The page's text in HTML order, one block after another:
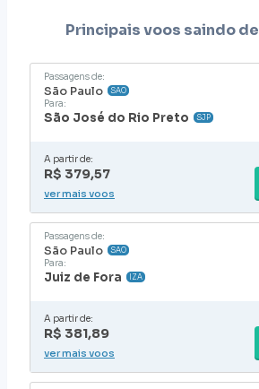
Principais voos saindo de
Passagens de:
São Paulo SAO
Para:
São José do Rio Preto SJP
A partir de:
R$ 379,57
ver mais voos
Passagens de:
São Paulo SAO
Para:
Juiz de Fora IZA
A partir de:
R$ 381,89
ver mais voos